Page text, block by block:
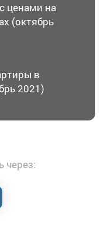
ценами на
(октябрь
в
2021)
через: